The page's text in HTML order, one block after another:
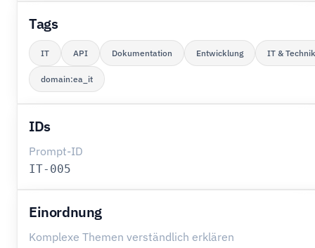
Tags
IT API Dokumentation Entwicklung IT & Technik
domain:ea_it
IDs
Prompt-ID
IT-005
Einordnung
Komplexe Themen verständlich erklären